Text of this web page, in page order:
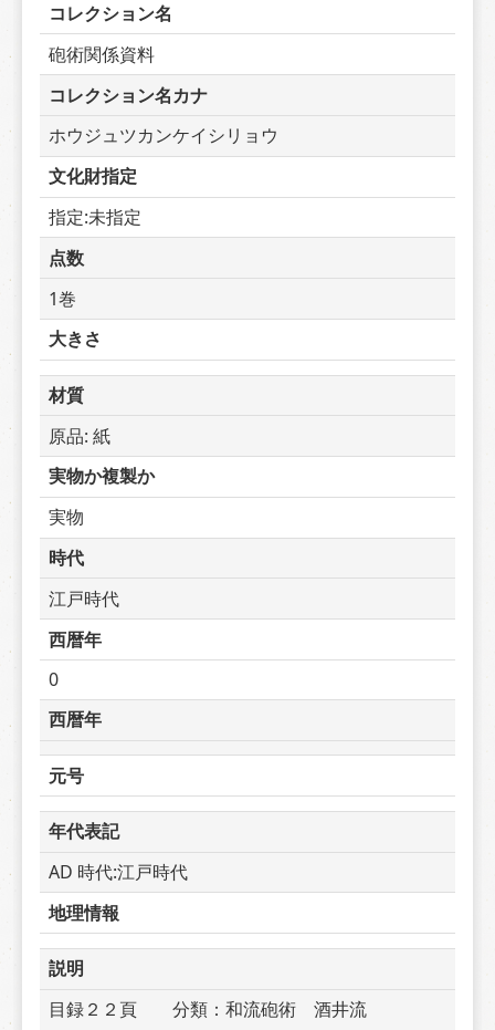
コレクション名
砲術関係資料
コレクション名カナ
ホウジュツカンケイシリョウ
文化財指定
指定:未指定
点数
1巻
大きさ
材質
原品: 紙
実物か複製か
実物
時代
江戸時代
西暦年
0
西暦年
元号
年代表記
AD 時代:江戸時代
地理情報
説明
目録２２頁　　分類：和流砲術　酒井流